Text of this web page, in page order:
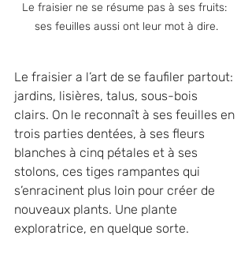
Le fraisier ne se résume pas à ses fruits:
ses feuilles aussi ont leur mot à dire.
Le fraisier a l’art de se faufiler partout:
jardins, lisières, talus, sous-bois
clairs. On le reconnaît à ses feuilles en
trois parties dentées, à ses fleurs
blanches à cinq pétales et à ses
stolons, ces tiges rampantes qui
s’enracinent plus loin pour créer de
nouveaux plants. Une plante
exploratrice, en quelque sorte.